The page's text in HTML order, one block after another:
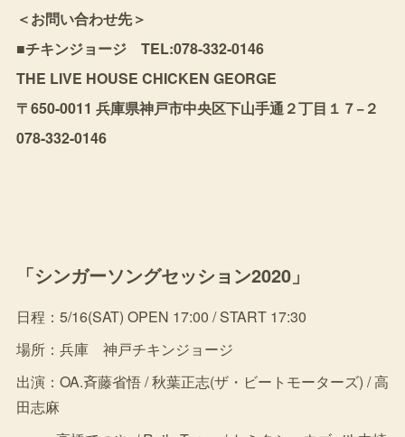
＜お問い合わせ先＞
■チキンジョージ TEL:078-332-0146
THE LIVE HOUSE CHICKEN GEORGE
〒650-0011 兵庫県神戸市中央区下山手通２丁目１７−２
078-332-0146
「シンガーソングセッション2020」
日程：5/16(SAT) OPEN 17:00 / START 17:30
場所：兵庫 神戸チキンジョージ
出演：OA.斉藤省悟 / 秋葉正志(ザ・ビートモーターズ) / 高
田志麻